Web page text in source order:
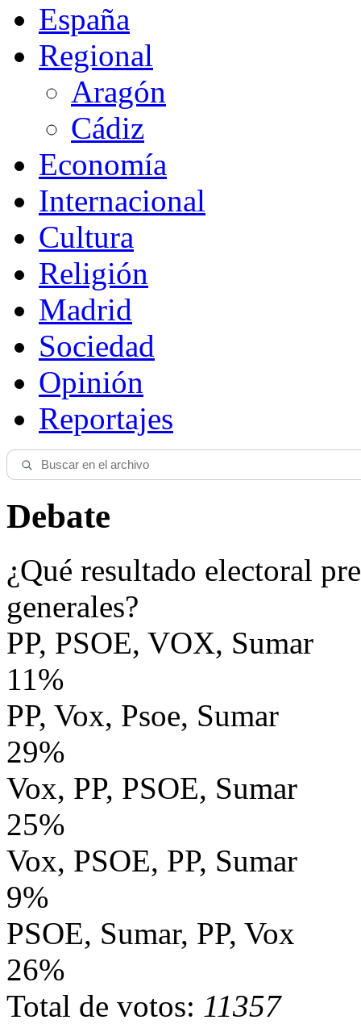
España
Regional
Aragón
Cádiz
Economía
Internacional
Cultura
Religión
Madrid
Sociedad
Opinión
Reportajes
Debate
¿Qué resultado electoral
generales?
PP, PSOE, VOX, Sumar
11%
PP, Vox, Psoe, Sumar
29%
Vox, PP, PSOE, Sumar
25%
Vox, PSOE, PP, Sumar
9%
PSOE, Sumar, PP, Vox
26%
Total de votos: 11357